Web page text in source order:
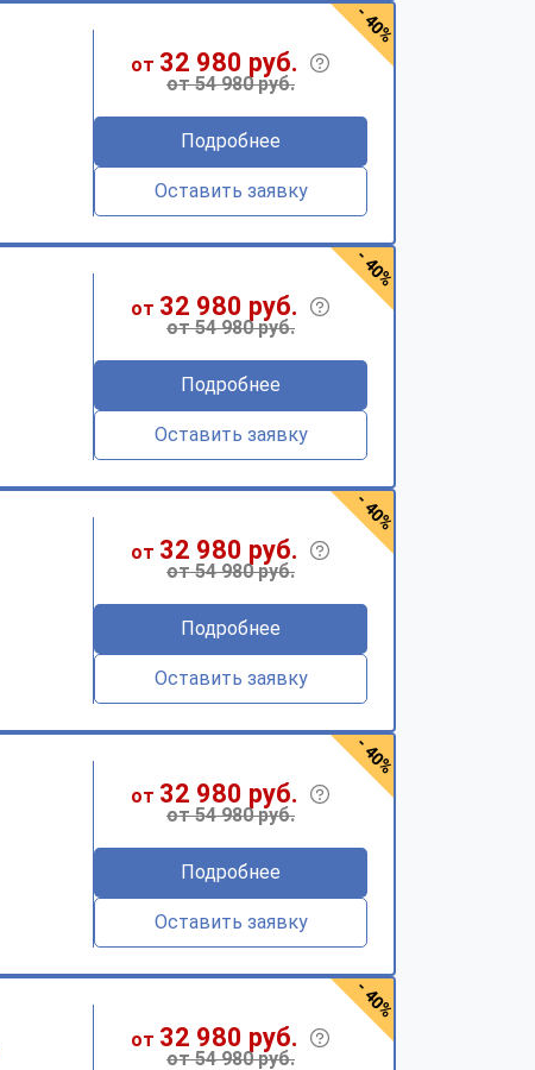
от 32 980 руб.
от 54 980 руб.
Подробнее
Оставить заявку
- 40%
от 32 980 руб.
от 54 980 руб.
Подробнее
Оставить заявку
- 40%
от 32 980 руб.
от 54 980 руб.
Подробнее
Оставить заявку
- 40%
от 32 980 руб.
от 54 980 руб.
Подробнее
Оставить заявку
- 40%
от 32 980 руб.
от 54 980 руб.
- 40%